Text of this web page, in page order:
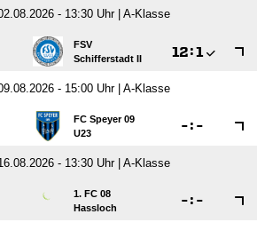
- 13:30 Uhr | A-Klasse
FSV
Schifferstadt II
:
- 15:00 Uhr | A-Klasse
FC Speyer 09
U23
: 
- 13:30 Uhr | A-Klasse
1. FC 08
Hassloch
: 